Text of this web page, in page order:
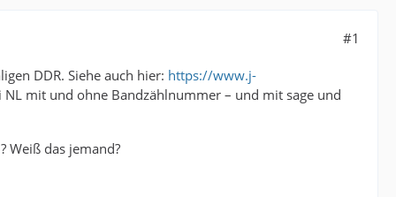
#1
DDR. Siehe auch hier: https://www.j-
mit und ohne Bandzählnummer – und mit sage und
Weiß das jemand?